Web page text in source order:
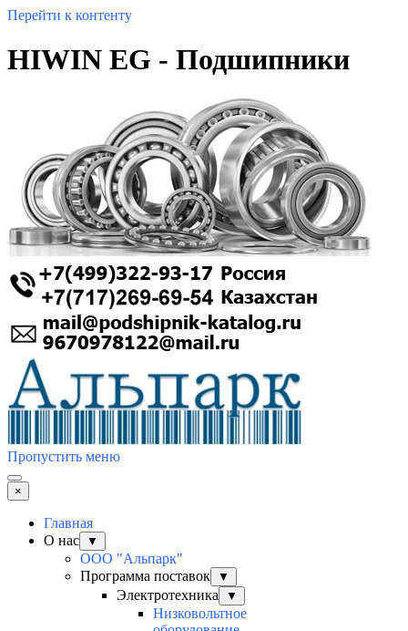
Перейти к контенту
HIWIN EG - Подшипники
Пропустить меню
×
Главная
О нас
▼
ООО "Альпарк"
Программа поставок
▼
Электротехника ▼
Низковольтное